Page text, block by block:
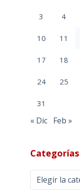
3 4
10 11
17 18
24 25
31
« Dic Feb »
Categorías
Categorías